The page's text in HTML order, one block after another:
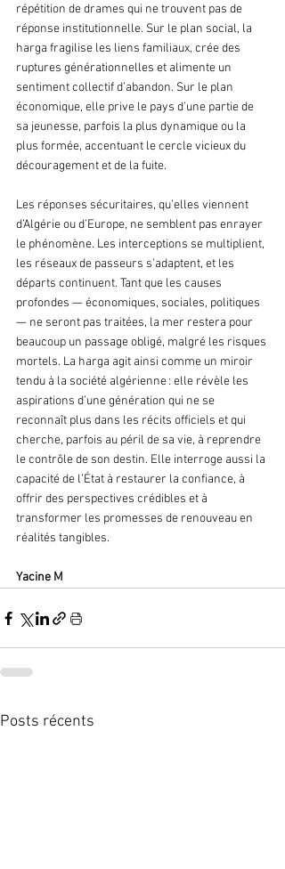
répétition de drames qui ne trouvent pas de
réponse institutionnelle. Sur le plan social, la
harga fragilise les liens familiaux, crée des
ruptures générationnelles et alimente un
sentiment collectif d’abandon. Sur le plan
économique, elle prive le pays d’une partie de
sa jeunesse, parfois la plus dynamique ou la
plus formée, accentuant le cercle vicieux du
découragement et de la fuite.
Les réponses sécuritaires, qu’elles viennent
d’Algérie ou d’Europe, ne semblent pas enrayer
le phénomène. Les interceptions se multiplient,
les réseaux de passeurs s’adaptent, et les
départs continuent. Tant que les causes
profondes — économiques, sociales, politiques
— ne seront pas traitées, la mer restera pour
beaucoup un passage obligé, malgré les risques
mortels. La harga agit ainsi comme un miroir
tendu à la société algérienne : elle révèle les
aspirations d’une génération qui ne se
reconnaît plus dans les récits officiels et qui
cherche, parfois au péril de sa vie, à reprendre
le contrôle de son destin. Elle interroge aussi la
capacité de l’État à restaurer la confiance, à
offrir des perspectives crédibles et à
transformer les promesses de renouveau en
réalités tangibles.
Yacine M
Posts récents